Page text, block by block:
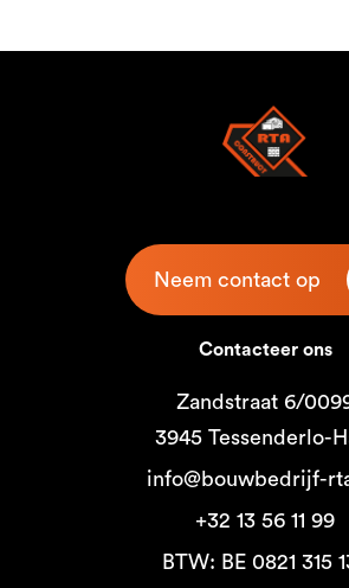
Neem contact op
Contacteer ons
Zandstraat 6/
3945 Tessenderlo-
info@bouwbedrijf-
+32 13 56 11 99
BTW: BE 0821 315